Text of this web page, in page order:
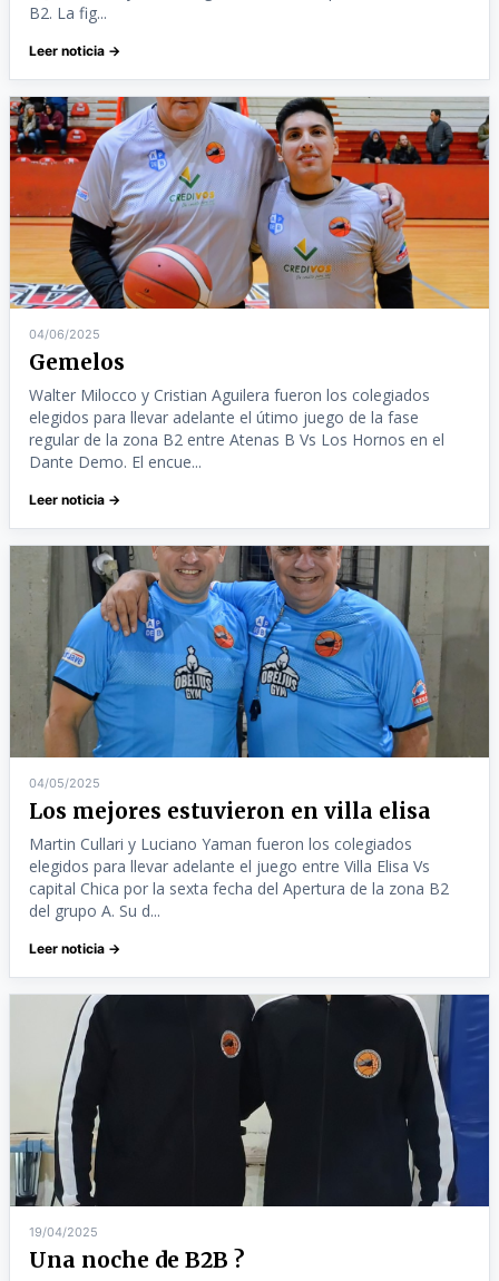
B2. La fig...
Leer noticia →
04/06/2025
Gemelos
Walter Milocco y Cristian Aguilera fueron los colegiados
elegidos para llevar adelante el útimo juego de la fase
regular de la zona B2 entre Atenas B Vs Los Hornos en el
Dante Demo. El encue...
Leer noticia →
04/05/2025
Los mejores estuvieron en villa elisa
Martin Cullari y Luciano Yaman fueron los colegiados
elegidos para llevar adelante el juego entre Villa Elisa Vs
capital Chica por la sexta fecha del Apertura de la zona B2
del grupo A. Su d...
Leer noticia →
19/04/2025
Una noche de B2B ?